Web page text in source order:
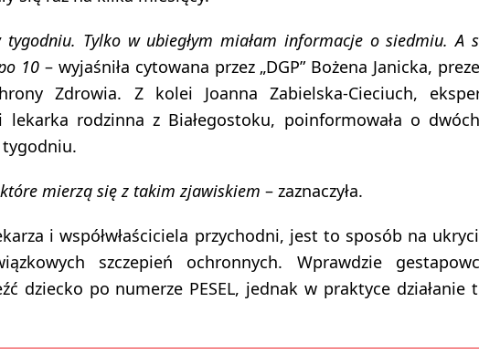
Tylko w ubiegłym miałam informacje o siedmiu. A
10 – wyjaśniła cytowana przez „DGP” Bożena Janicka,
Zdrowia. Z kolei Joanna Zabielska-Cieciuch,
rodzinna z Białegostoku, poinformowała o
tygodniu.
mierzą się z takim zjawiskiem – zaznaczyła.
i współwłaściciela przychodni, jest to sposób na
szczepień ochronnych. Wprawdzie
dziecko po numerze PESEL, jednak w praktyce działanie